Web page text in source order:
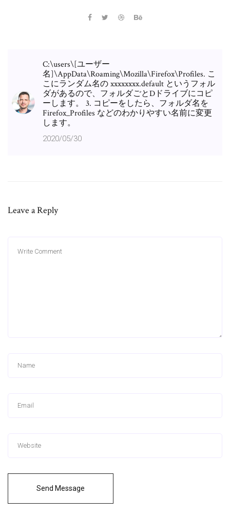
C:\users\[ユーザー
名]\AppData\Roaming\Mozilla\Firefox\Profiles. こ
こにランダム名の xxxxxxxx.default というフォル
ダがあるので、フォルダごとDドライブにコピ
ーします。 3. コピーをしたら、フォルダ名を
Firefox_Profiles などのわかりやすい名前に変更
します。
2020/05/30
Leave a Reply
Send Message